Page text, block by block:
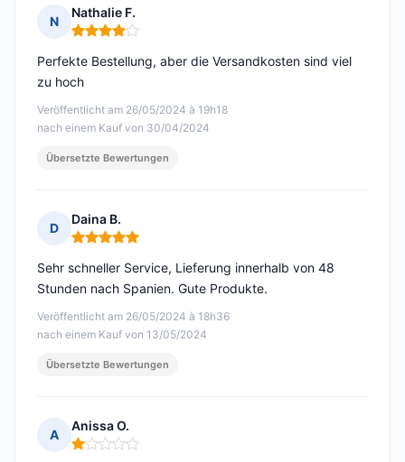
N
Nathalie F.
Hinweis: 4 von 5
Veröffentlicht am 26/05/2024 à 19h18
nach einem Kauf von 30/04/2024
Perfekte Bestellung, aber die Versandkosten sind viel
zu hoch
Übersetzte Bewertungen
D
Daina B.
Hinweis: 5 von 5
Veröffentlicht am 26/05/2024 à 18h36
nach einem Kauf von 13/05/2024
Sehr schneller Service, Lieferung innerhalb von 48
Stunden nach Spanien. Gute Produkte.
Übersetzte Bewertungen
A
Anissa O.
Hinweis: 1 von 5